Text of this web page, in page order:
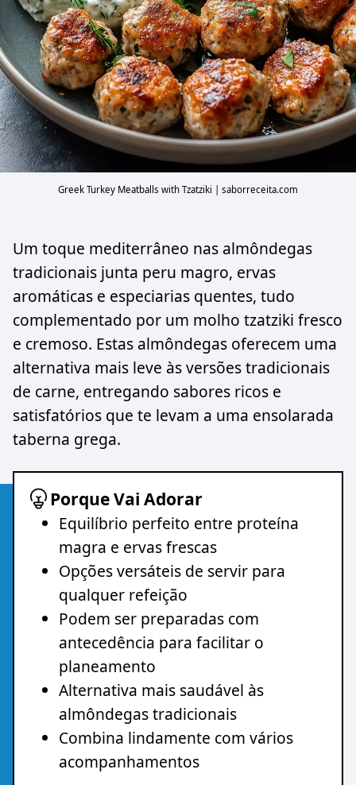
Greek Turkey Meatballs with Tzatziki | saborreceita.com
Um toque mediterrâneo nas almôndegas
tradicionais junta peru magro, ervas
aromáticas e especiarias quentes, tudo
complementado por um molho tzatziki fresco
e cremoso. Estas almôndegas oferecem uma
alternativa mais leve às versões tradicionais
de carne, entregando sabores ricos e
satisfatórios que te levam a uma ensolarada
taberna grega.
Porque Vai Adorar
Equilíbrio perfeito entre proteína
magra e ervas frescas
Opções versáteis de servir para
qualquer refeição
Podem ser preparadas com
antecedência para facilitar o
planeamento
Alternativa mais saudável às
almôndegas tradicionais
Combina lindamente com vários
acompanhamentos